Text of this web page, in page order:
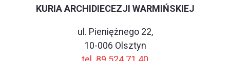
KURIA ARCHIDIECEZJI WARMIŃSKIEJ
ul. Pieniężnego 22,
10-006 Olsztyn